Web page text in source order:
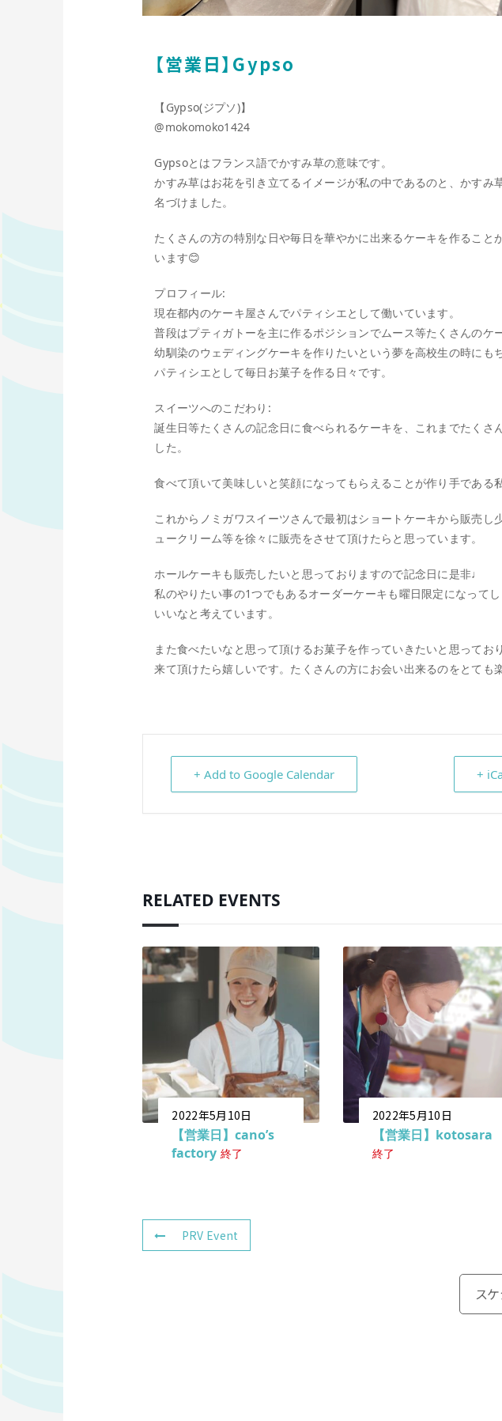
【営業日】Gypso
【Gypso(ジプソ)】
@mokomoko1424
Gypsoとはフランス語でかすみ草の意味です。
かすみ草はお花を引き立てるイメージが私の中であるのと、かすみ
名づけました。
たくさんの方の特別な日や毎日を華やかに出来るケーキを作ること
います😊
プロフィール:
現在都内のケーキ屋さんでパティシエとして働いています。
普段はプティガトーを主に作るポジションでムース等たくさんのケ
幼馴染のウェディングケーキを作りたいという夢を高校生の時にも
パティシエとして毎日お菓子を作る日々です。
スイーツへのこだわり:
誕生日等たくさんの記念日に食べられるケーキを、これまでたくさ
した。
食べて頂いて美味しいと笑顔になってもらえることが作り手である
これからノミガワスイーツさんで最初はショートケーキから販売し
ュークリーム等を徐々に販売をさせて頂けたらと思っています。
ホールケーキも販売したいと思っておりますので記念日に是非♩
私のやりたい事の1つでもあるオーダーケーキも曜日限定になって
いいなと考えています。
また食べたいなと思って頂けるお菓子を作っていきたいと思ってお
来て頂けたら嬉しいです。たくさんの方にお会い出来るのをとても
+ Add to Google Calendar +
RELATED EVENTS
2022年5月10日
【営業日】cano’s
factory 終了
2022年5月10日
【営業日】kotosara
終了
PRV Event
ス